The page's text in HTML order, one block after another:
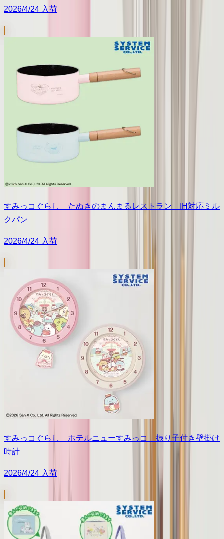
2026/4/24 入荷
すみっコぐらし たぬきのまんまるレストラン IH対応ミル
クパン
2026/4/24 入荷
すみっコぐらし ホテルニューすみっコ 振り子付き壁掛け
時計
2026/4/24 入荷